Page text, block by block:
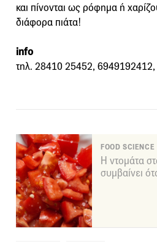
και πίνονται ως ρόφημα ή
διάφορα πιάτα!
info
τηλ. 28410 25452, 6949192412,
FOOD SCIENCE
Η ντομάτα
συμβαίνει